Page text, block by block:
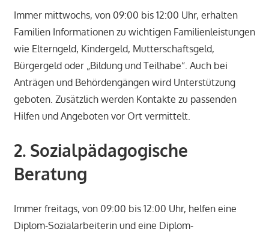
Immer mittwochs, von 09:00 bis 12:00 Uhr, erhalten
Familien Informationen zu wichtigen Familienleistungen
wie Elterngeld, Kindergeld, Mutterschaftsgeld,
Bürgergeld oder „Bildung und Teilhabe“. Auch bei
Anträgen und Behördengängen wird Unterstützung
geboten. Zusätzlich werden Kontakte zu passenden
Hilfen und Angeboten vor Ort vermittelt.
2. Sozialpädagogische
Beratung
Immer freitags, von 09:00 bis 12:00 Uhr, helfen eine
Diplom-Sozialarbeiterin und eine Diplom-